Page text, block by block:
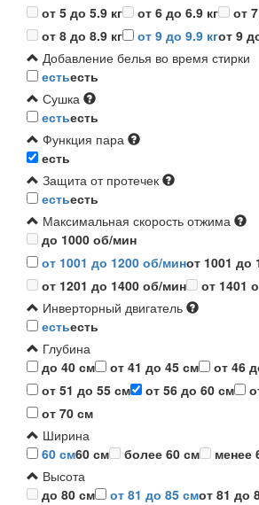
от 5 до 5.9 кг
от 6 до 6.9 кг
от
от 8 до 8.9 кг
от 9 до 9.9 кгот 9
Добавление белья во время стирки
естьесть
Сушка
естьесть
Функция пара
есть
Защита от протечек
естьесть
Максимальная скорость отжима
до 1000 об/мин
от 1001 до 1200 об/минот 1001 до
от 1201 до 1400 об/мин
от 1401
Инверторный двигатель
естьесть
Глубина
до 40 см
от 41 до 45 см
от 46
от 51 до 55 см
от 56 до 60 см
от 70 см
Ширина
60 см60 см более 60 см
менее
Высота
до 80 см
от 81 до 85 смот 81 до